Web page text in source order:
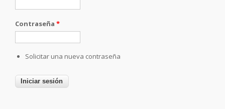
Contraseña *
Solicitar una nueva contraseña